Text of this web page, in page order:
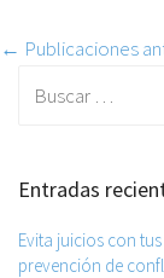
Post navigation
← Publicaciones
Entradas
Evita juicios con
prevención de